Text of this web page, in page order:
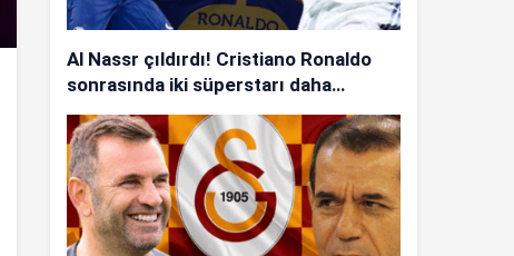
Al Nassr çıldırdı! Cristiano Ronaldo
sonrasında iki süperstarı daha
istiyorlar…